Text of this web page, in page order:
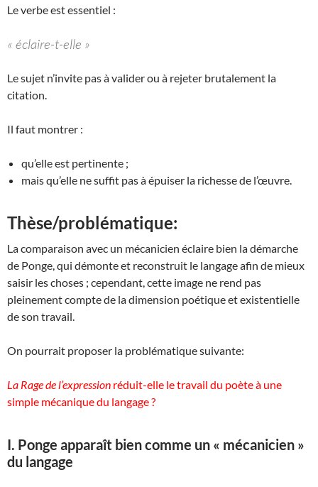
Le verbe est essentiel :
« éclaire-t-elle »
Le sujet n’invite pas à valider ou à rejeter brutalement la
citation.
Il faut montrer :
qu’elle est pertinente ;
mais qu’elle ne suffit pas à épuiser la richesse de l’œuvre.
Thèse/problématique:
La comparaison avec un mécanicien éclaire bien la démarche
de Ponge, qui démonte et reconstruit le langage afin de mieux
saisir les choses ; cependant, cette image ne rend pas
pleinement compte de la dimension poétique et existentielle
de son travail.
On pourrait proposer la problématique suivante:
La Rage de l’expression réduit-elle le travail du poète à une
simple mécanique du langage ?
I. Ponge apparaît bien comme un « mécanicien »
du langage